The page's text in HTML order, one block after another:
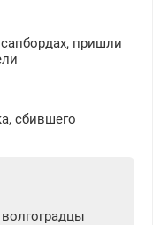
пришли
сбившего